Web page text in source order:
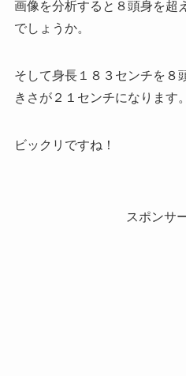
画像を分析すると８頭身を超
でしょうか。
そして身長１８３センチを８
きさが２１センチになります。
ビックリですね！
スポンサ